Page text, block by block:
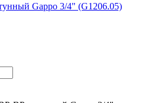
Gappo 3/4" (G1206.05)